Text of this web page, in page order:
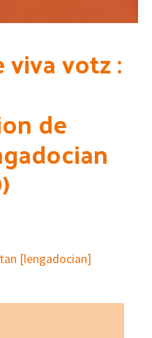
viva votz :
de
[lengadocian]